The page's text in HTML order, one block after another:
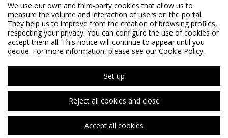
We use our own and third-party cookies that allow us to
measure the volume and interaction of users on the portal.
They help us to improve from the creation of browsing profiles,
respecting your privacy. You can configure the use of cookies or
accept them all. This notice will continue to appear until you
decide. For more information, please see our Cookie Policy.
Set up
Reject all cookies and close
Accept all cookies
See map